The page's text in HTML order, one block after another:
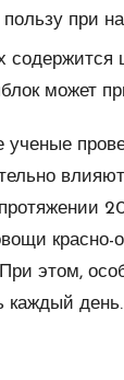
пользу при
содержится
может
красно-
этом,
каждый день.